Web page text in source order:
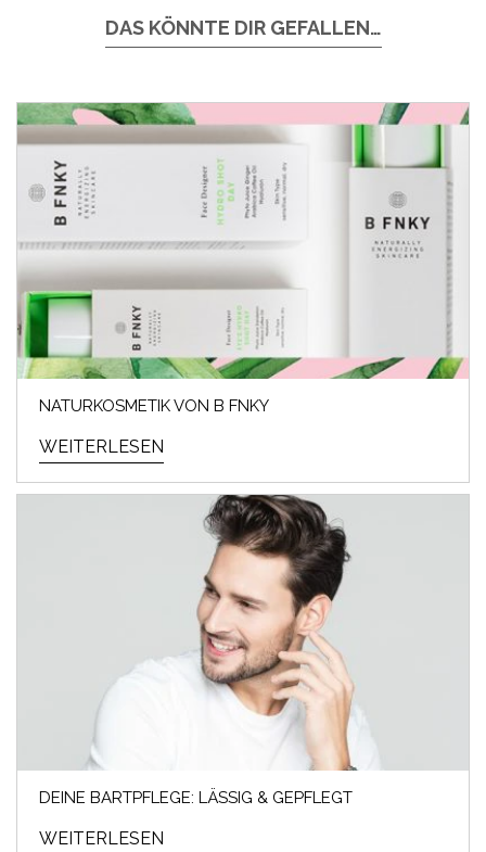
DAS KÖNNTE DIR GEFALLEN…
NATURKOSMETIK VON B FNKY
WEITERLESEN
DEINE BARTPFLEGE: LÄSSIG & GEPFLEGT
WEITERLESEN